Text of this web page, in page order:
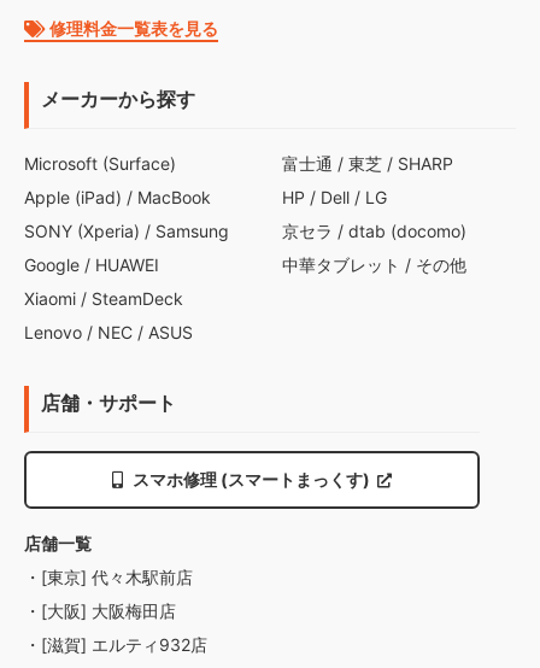
修理料金一覧表を見る
メーカーから探す
Microsoft (Surface)
Apple (iPad) / MacBook
SONY (Xperia) / Samsung
Google / HUAWEI
Xiaomi / SteamDeck
Lenovo / NEC / ASUS
富士通 / 東芝 / SHARP
HP / Dell / LG
京セラ / dtab (docomo)
中華タブレット / その他
店舗・サポート
スマホ修理 (スマートまっくす)
店舗一覧
・[東京] 代々木駅前店
・[大阪] 大阪梅田店
・[滋賀] エルティ932店